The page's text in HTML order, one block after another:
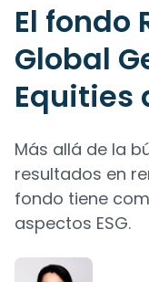
El fondo
Global
Equities
Más allá de la
resultados en
fondo tiene
aspectos ESG.